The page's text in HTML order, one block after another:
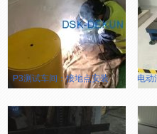
P3测试车间：接地点安装 电动